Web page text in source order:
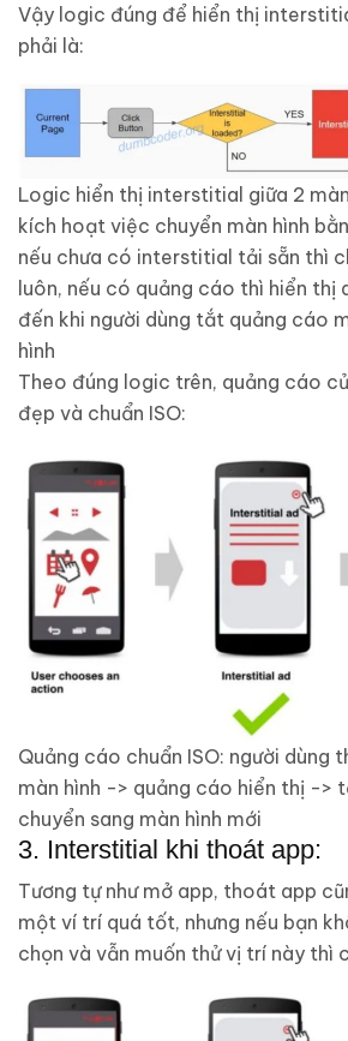
Vậy logic đúng để hiển thị
phải là:
Logic hiển thị interstitial giữa 2
kích hoạt việc chuyển màn hình
nếu chưa có interstitial tải sẵn thì
luôn, nếu có quảng cáo thì hiển thị
đến khi người dùng tắt quảng cáo
hình
Theo đúng logic trên, quảng cáo
đẹp và chuẩn ISO:
Quảng cáo chuẩn ISO: người dùng
màn hình -> quảng cáo hiển thị ->
chuyển sang màn hình mới
3. Interstitial khi thoát app:
Tương tự như mở app, thoát app
một ví trí quá tốt, nhưng nếu bạn
chọn và vẫn muốn thử vị trí này thì